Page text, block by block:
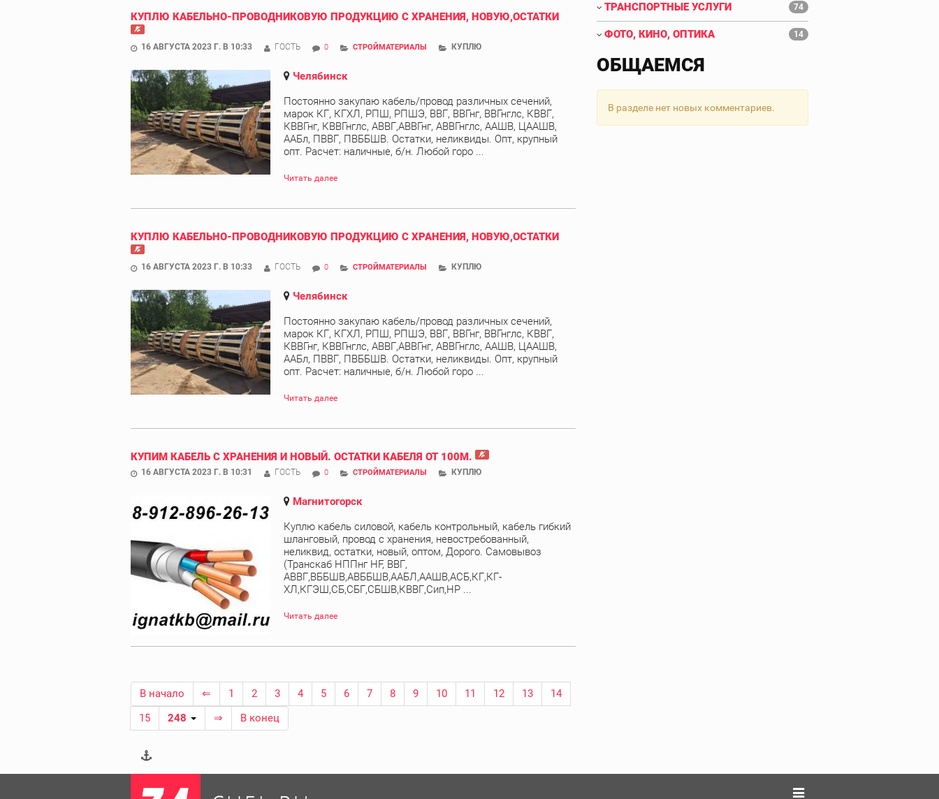
КУПЛЮ КАБЕЛЬНО-ПРОВОДНИКОВУЮ ПРОДУКЦИЮ С ХРАНЕНИЯ, НОВУЮ,ОСТАТКИ
16 АВГУСТА 2023 Г. В 10:33 ГОСТЬ 0 СТРОЙМАТЕРИАЛЫ КУПЛЮ
Челябинск
Постоянно закупаю кабель/провод различных сечений,
марок КГ, КГХЛ, РПШ, РПШЭ, ВВГ, ВВГнг, ВВГнглс, КВВГ,
КВВГнг, КВВГнглс, АВВГ,АВВГнг, АВВГнглс, ААШВ, ЦААШВ,
ААБл, ПВВГ, ПВББШВ. Остатки, неликвиды. Опт, крупный
опт. Расчет: наличные, б/н. Любой горо ...
Читать далее
КУПЛЮ КАБЕЛЬНО-ПРОВОДНИКОВУЮ ПРОДУКЦИЮ С ХРАНЕНИЯ, НОВУЮ,ОСТАТКИ
16 АВГУСТА 2023 Г. В 10:33 ГОСТЬ 0 СТРОЙМАТЕРИАЛЫ КУПЛЮ
Челябинск
Постоянно закупаю кабель/провод различных сечений,
марок КГ, КГХЛ, РПШ, РПШЭ, ВВГ, ВВГнг, ВВГнглс, КВВГ,
КВВГнг, КВВГнглс, АВВГ,АВВГнг, АВВГнглс, ААШВ, ЦААШВ,
ААБл, ПВВГ, ПВББШВ. Остатки, неликвиды. Опт, крупный
опт. Расчет: наличные, б/н. Любой горо ...
Читать далее
КУПИМ КАБЕЛЬ С ХРАНЕНИЯ И НОВЫЙ. ОСТАТКИ КАБЕЛЯ ОТ 100М.
16 АВГУСТА 2023 Г. В 10:31 ГОСТЬ 0 СТРОЙМАТЕРИАЛЫ КУПЛЮ
Магнитогорск
Куплю кабель силовой, кабель контрольный, кабель гибкий
шланговый, провод с хранения, невостребованный,
неликвид, остатки, новый, оптом, Дорого. Самовывоз
(Транскаб НППнг HF, ВВГ,
АВВГ,ВББШВ,АВББШВ,ААБЛ,ААШВ,АСБ,КГ,КГ-
ХЛ,КГЭШ,СБ,СБГ,СБШВ,КВВГ,Сип,НР ...
Читать далее
В начало ⇐ 1 2 3 4 5 6 7 8 9 10 11 12 13
14
15
248 ⇒ В конец
ТРАНСПОРТНЫЕ УСЛУГИ 74
ФОТО, КИНО, ОПТИКА 14
ОБЩАЕМСЯ
В разделе нет новых комментариев.